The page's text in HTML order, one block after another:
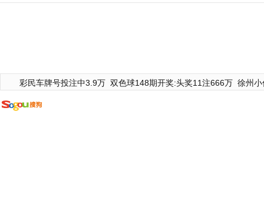
彩民车牌号投注中3.9万 双色球148期开奖:头奖11注666万 徐州